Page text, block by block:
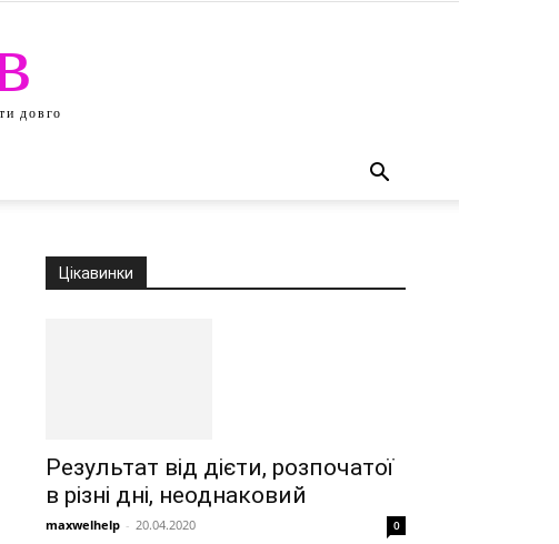
довго
Цікавинки
Результат від дієти, розпочатої
в різні дні, неоднаковий
maxwelhelp - 20.04.2020 0